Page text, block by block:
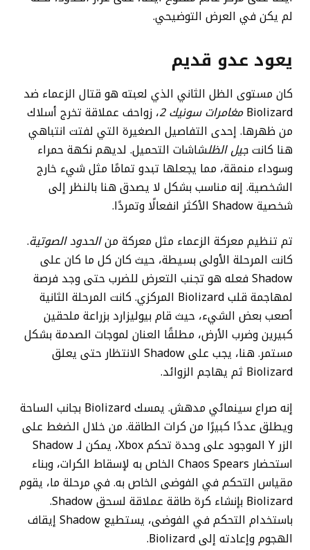
لم يكن في العرض التوضيحي.
يعود عدو قديم
كان مستوى الظل الثاني الذي لعبته هو قتال الزعماء ضد
Biolizard مغامرات سونيك 2 ، زواحف عملاقة تخرج أسلاك
من ظهرها. إحدى التفاصيل الصغيرة التي لفتت انتباهي
هنا كانتجيل الظلشاشات التحميل. لديهم نكهة حمراء
وسوداء منمقة، مما يجعلها تبدو تمامًا مثل شيء خارج
الشخصية. إنه مناسب بشكل لا يصدق هنا بالنظر إلى
شخصية Shadow الأكثر انفعالًا وتمردًا.
تم تنظيم معركة الزعماء مثل معركة منالحدود الصوتية.
كانت المرحلة الأولى بسيطة، حيث كان كل ما كان على
Shadow فعله هو تجنب التعرض للضرب حتى وجد فرصة
لمهاجمة قلب Biolizard المركزي. كانت المرحلة الثانية
أصعب بعض الشيء، حيث قام بيوليزارد بزراعة ملحقين
كبيرين وضرب الأرض، مطلقًا العنان لموجات الصدمة بشكل
مستمر. هنا، يجب على Shadow الانتظار حتى يعلق
Biolizard ثم يهاجم الزوائد.
إنه صراع سينمائي مدهش. يمسك Biolizard بجانب الساحة
ويطلق عددًا كبيرًا من كرات الطاقة. من خلال الضغط على
الزر Y الموجود على وحدة تحكم Xbox، يمكن لـ Shadow
استحضار Chaos Spears الخاص به لإسقاط الكرات، وبناء
مقياس التحكم في الفوضى الخاص به. في مرحلة ما، يقوم
Biolizard بإنشاء كرة طاقة عملاقة لسحق Shadow.
باستخدام التحكم في الفوضى، يستطيع Shadow إيقاف
الهجوم وإعادته إلى Biolizard.